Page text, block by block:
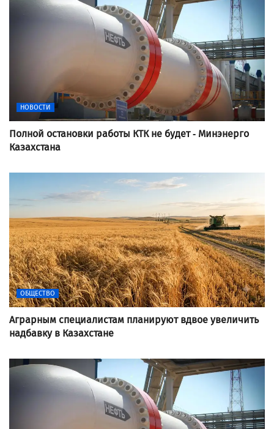
НОВОСТИ
Полной остановки работы КТК не будет - Минэнерго
Казахстана
ОБЩЕСТВО
Аграрным специалистам планируют вдвое увеличить
надбавку в Казахстане